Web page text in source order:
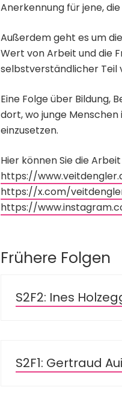
Anerkennung für jene,
Außerdem geht es um
Wert von Arbeit und die
selbstverständlicher Teil
Eine Folge über Bildung,
dort, wo junge
einzusetzen.
Hier können Sie die
https://
https://x.com/
https://
Frühere Folgen
S2F2: Ines
S2F1: Gertraud